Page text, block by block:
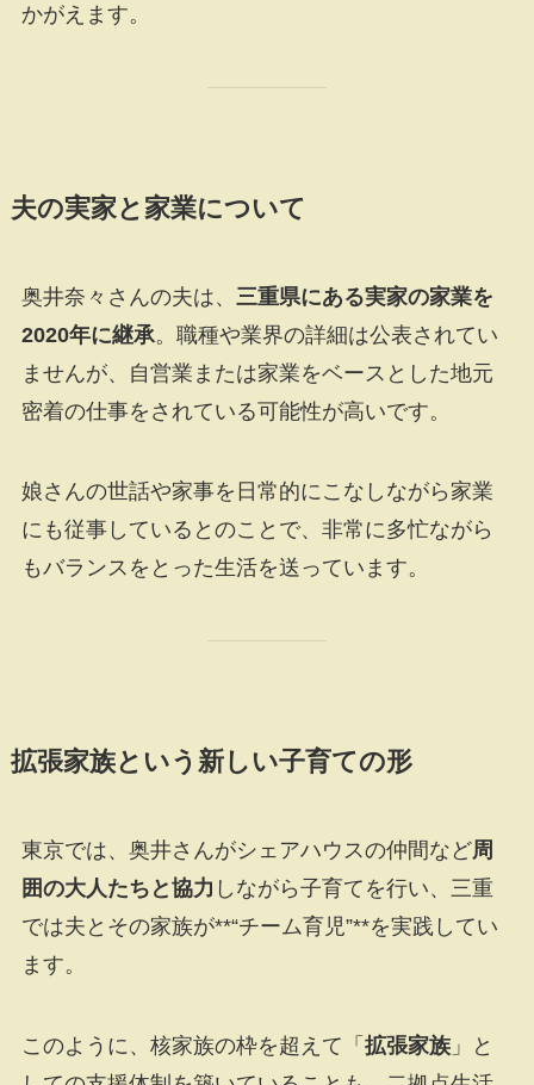
かがえます。
夫の実家と家業について
奥井奈々さんの夫は、 三重県にある実家の家業を
2020年に継承。職種や業界の詳細は公表されてい
ませんが、自営業または家業をベースとした地元
密着の仕事をされている可能性が高いです。
娘さんの世話や家事を日常的にこなしながら家業
にも従事しているとのことで、非常に多忙ながら
もバランスをとった生活を送っています。
拡張家族という新しい子育ての形
東京では、奥井さんがシェアハウスの仲間など周
囲の大人たちと協力 しながら子育てを行い、三重
では夫とその家族が**“チーム育児”**を実践してい
ます。
このように、核家族の枠を超えて「 拡張家族」と